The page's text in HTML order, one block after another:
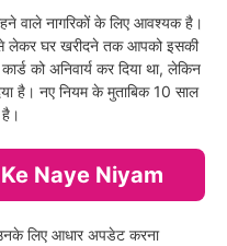
वाले नागरिकों के लिए आवश्यक है।
लेकर घर खरीदने तक आपको इसकी
को अनिवार्य कर दिया था, लेकिन
है। नए नियम के मुताबिक 10 साल
Naye Niyam
लिए आधार अपडेट करना